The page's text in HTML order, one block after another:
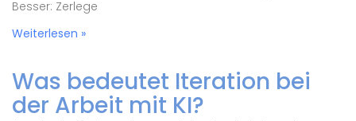
Besser: Zerlege
Weiterlesen »
Was bedeutet Iteration bei
der Arbeit mit KI?